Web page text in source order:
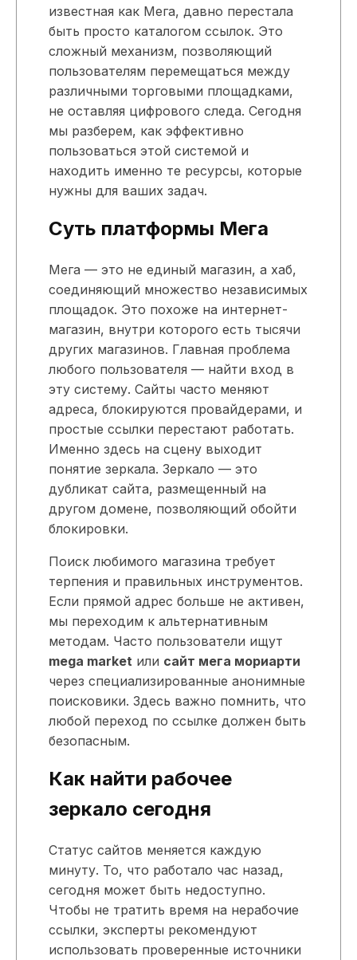
известная как Мега, давно перестала
быть просто каталогом ссылок. Это
сложный механизм, позволяющий
пользователям перемещаться между
различными торговыми площадками,
не оставляя цифрового следа. Сегодня
мы разберем, как эффективно
пользоваться этой системой и
находить именно те ресурсы, которые
нужны для ваших задач.
Суть платформы Мега
Мега — это не единый магазин, а хаб,
соединяющий множество независимых
площадок. Это похоже на интернет-
магазин, внутри которого есть тысячи
других магазинов. Главная проблема
любого пользователя — найти вход в
эту систему. Сайты часто меняют
адреса, блокируются провайдерами, и
простые ссылки перестают работать.
Именно здесь на сцену выходит
понятие зеркала. Зеркало — это
дубликат сайта, размещенный на
другом домене, позволяющий обойти
блокировки.
Поиск любимого магазина требует
терпения и правильных инструментов.
Если прямой адрес больше не активен,
мы переходим к альтернативным
методам. Часто пользователи ищут
mega market или сайт мега мориарти
через специализированные анонимные
поисковики. Здесь важно помнить, что
любой переход по ссылке должен быть
безопасным.
Как найти рабочее
зеркало сегодня
Статус сайтов меняется каждую
минуту. То, что работало час назад,
сегодня может быть недоступно.
Чтобы не тратить время на нерабочие
ссылки, эксперты рекомендуют
использовать проверенные источники